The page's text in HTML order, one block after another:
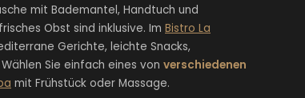
mit Bademantel, Handtuch und
Obst sind inklusive. Im Bistro La
Gerichte, leichte Snacks,
Sie einfach eines von verschiedenen
mit Frühstück oder Massage.